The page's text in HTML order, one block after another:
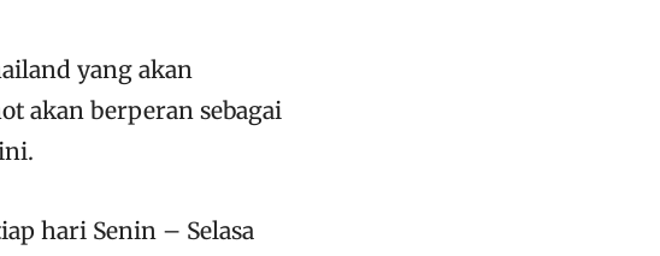
yang akan
akan berperan sebagai
hari Senin – Selasa